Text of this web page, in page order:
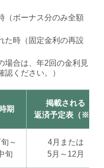
（ボーナス分のみ全額
た時（固定金利の再設
場合は、年2回の金利見
認ください。）
期
掲載される
返済予定表（※）
～
旬
4月または
5月～12月